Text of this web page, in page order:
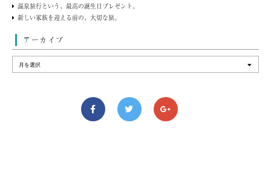
温泉旅行という、最高の誕生日プレゼント。
新しい家族を迎える前の、大切な旅。
アーカイブ